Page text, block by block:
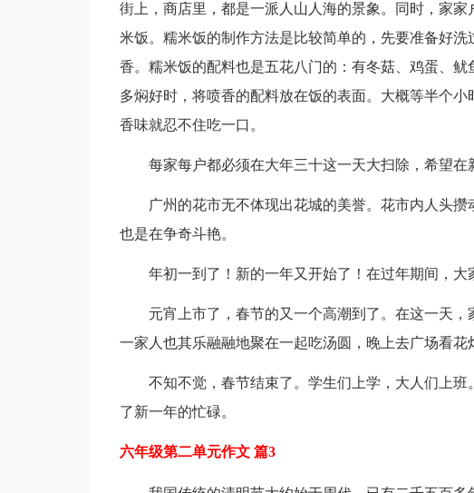
街上，商店里，都是一派人山人海的景象。同时，家
米饭。糯米饭的制作方法是比较简单的，先要准备好
香。糯米饭的配料也是五花八门的：有冬菇、鸡蛋、
多焖好时，将喷香的配料放在饭的表面。大概等半个
香味就忍不住吃一口。
每家每户都必须在大年三十这一天大扫除，希望在
广州的花市无不体现出花城的美誉。花市内人头
也是在争奇斗艳。
年初一到了！新的一年又开始了！在过年期间，大
元宵上市了，春节的又一个高潮到了。在这一天，
一家人也其乐融融地聚在一起吃汤圆，晚上去广场看花
不知不觉，春节结束了。学生们上学，大人们上
了新一年的忙碌。
六年级第二单元作文 篇3